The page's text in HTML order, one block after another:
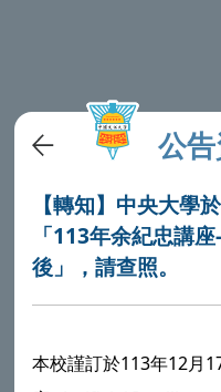
公
【轉知】中央大學
「113年余紀忠講
後」，請查照。
本校謹訂於113年12月